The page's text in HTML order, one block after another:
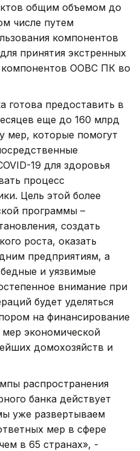
общим объемом до
числе путем
компонентов
принятия экстренных
компонентов ООВС ПК во
готова предоставить в
еще до 160 млрд
которые помогут
19 для здоровья
процесс
Цель этой более
программы –
создать
роста, оказать
предприятиям, а
и уязвимые
внимание при
будет уделяться
на финансирование
экономической
домохозяйств и
распространения
банка действует
уже развертываем
мер в сфере
в 65 странах», -